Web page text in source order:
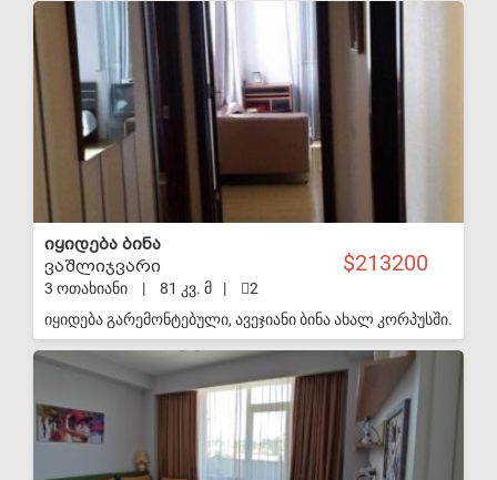
213200
იყიდება ბინა
ვაშლიჯვარი
3 ოთახიანი | 81 კვ. მ |
2
იყიდება გარემონტებული, ავეჯიანი ბინა ახალ კორპუსში.